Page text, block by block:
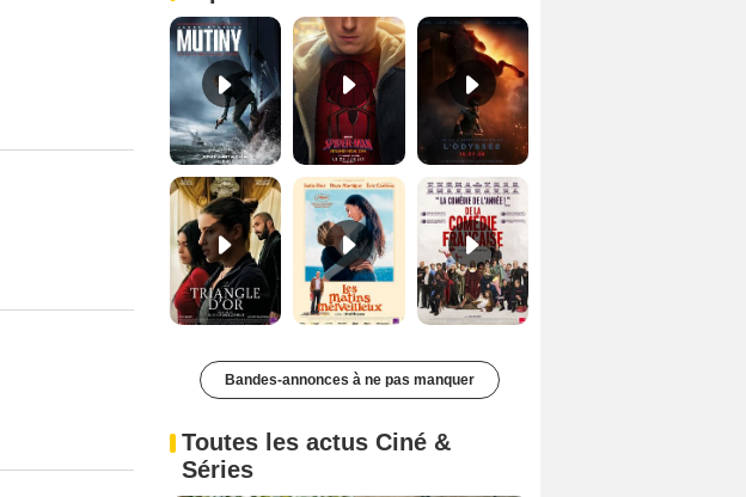
Le Triangle d'or Bande-annonce VF De la Comédie-Française Teaser VF
Bandes-annonces à ne pas manquer
Toutes les actus Ciné &
Séries